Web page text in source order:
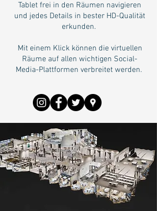
Tablet frei in den Räumen navigieren
und jedes Details in bester HD-Qualität
erkunden.
Mit einem Klick können die virtuellen
Räume auf allen wichtigen Social-
Media-Plattformen verbreitet werden.